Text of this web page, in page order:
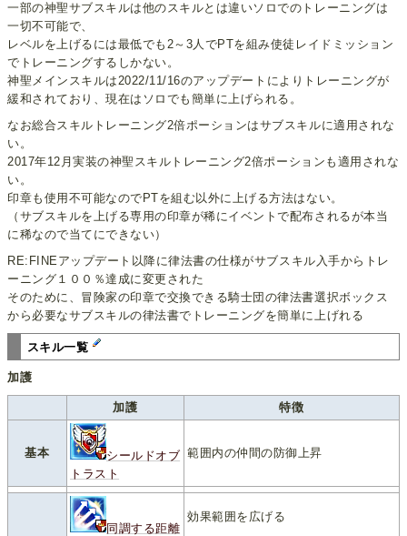
一部の神聖サブスキルは他のスキルとは違いソロでのトレーニングは
一切不可能で、
レベルを上げるには最低でも2～3人でPTを組み使徒レイドミッション
でトレーニングするしかない。
神聖メインスキルは2022/11/16のアップデートによりトレーニングが
緩和されており、現在はソロでも簡単に上げられる。
なお総合スキルトレーニング2倍ポーションはサブスキルに適用されな
い。
2017年12月実装の神聖スキルトレーニング2倍ポーションも適用されな
い。
印章も使用不可能なのでPTを組む以外に上げる方法はない。
（サブスキルを上げる専用の印章が稀にイベントで配布されるが本当
に稀なので当てにできない）
RE:FINEアップデート以降に律法書の仕様がサブスキル入手からトレ
ーニング１００％達成に変更された
そのために、冒険家の印章で交換できる騎士団の律法書選択ボックス
から必要なサブスキルの律法書でトレーニングを簡単に上げれる
スキル一覧
加護
加護 特徴
基本
シールドオブ
トラスト
範囲内の仲間の防御上昇
同調する距離
効果範囲を広げる